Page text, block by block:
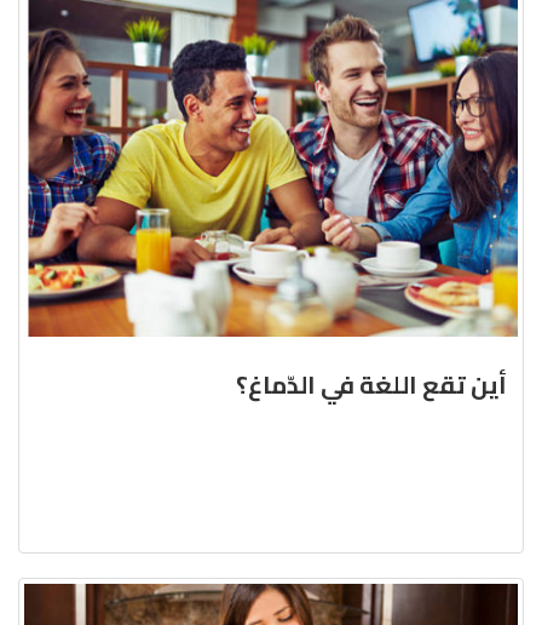
أين تقع اللغة في الدّماغ؟